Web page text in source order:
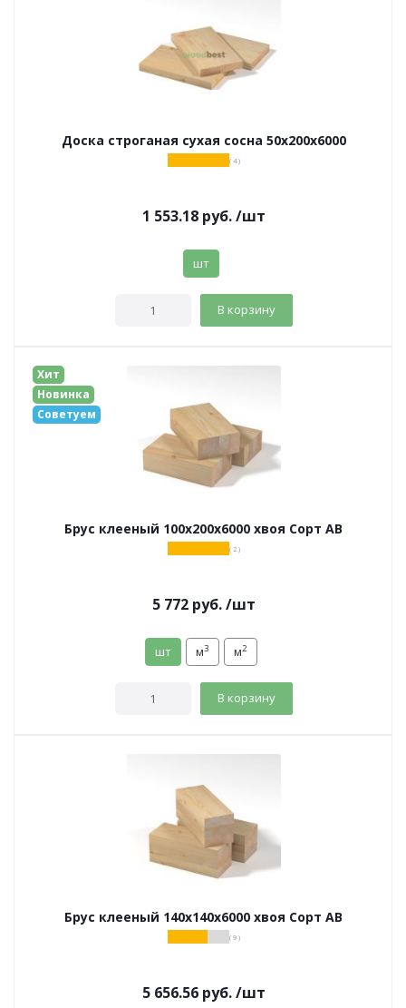
Доска строганая сухая сосна 50х200х6000
( 4 )
1 553.18руб. /шт
шт
В корзину
Хит
Новинка
Советуем
Брус клееный 100х200х6000 хвоя Сорт АВ
( 2 )
5 772руб. /шт
шт м3 м2
В корзину
Брус клееный 140х140х6000 хвоя Сорт АВ
( 9 )
5 656.56руб. /шт